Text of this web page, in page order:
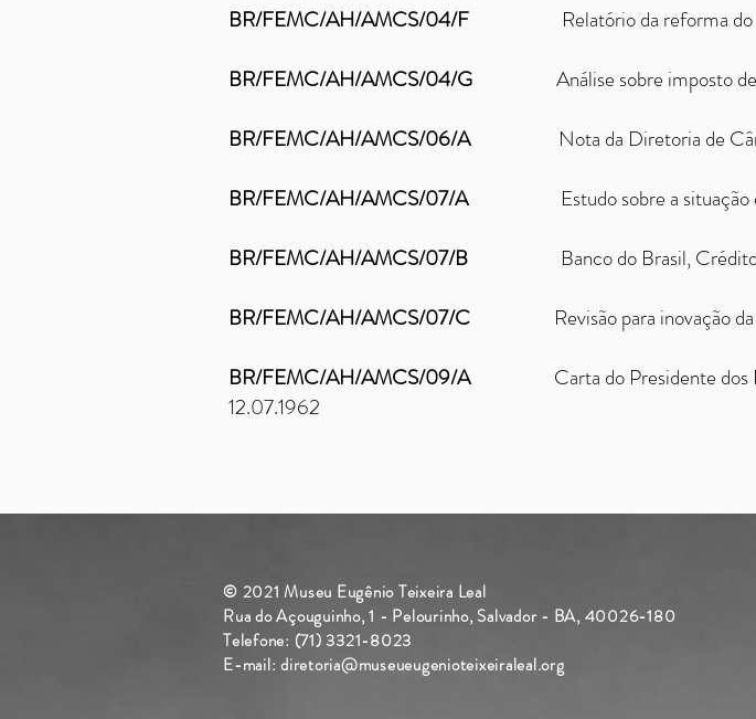
BR/FEMC/AH/AMCS/04/F Relatório da reforma
BR/FEMC/AH/AMCS/04/G Análise sobre imposto
BR/FEMC/AH/AMCS/06/A
Nota da Diretoria de
BR/FEMC/AH/AMCS/07/A Estudo sobre a
BR/FEMC/AH/AMCS/07/B Banco do Brasil,
BR/FEMC/AH/AMCS/07/C Revisão para inovação
BR/FEMC/AH/AMCS/09/A
Carta do Presidente
12.07.1962
© 2021 Museu Eugênio Teixeira Leal
Rua do Açouguinho, 1 - Pelourinho, Salvador - BA, 40026-180
Telefone: (71) 3321-8023
E-mail: diretoria@museueugenioteixeiraleal.org